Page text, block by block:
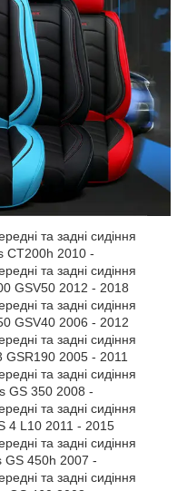
та задні сидіння
CT200h 2010 -
та задні сидіння
GSV50 2012 - 2018
та задні сидіння
GSV40 2006 - 2012
та задні сидіння
GSR190 2005 - 2011
та задні сидіння
GS 350 2008 -
та задні сидіння
4 L10 2011 - 2015
та задні сидіння
GS 450h 2007 -
та задні сидіння